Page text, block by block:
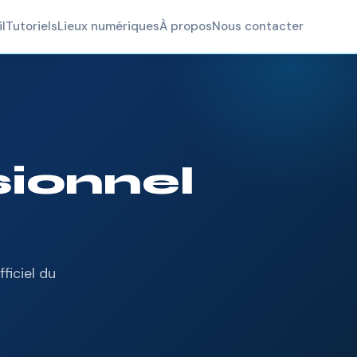
TutorielsLieux numériquesÀ proposNous contacter
du